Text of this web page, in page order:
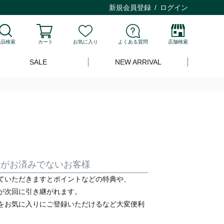
新規会員登録 ログイン
検索 カート お気に入り よくある質問 店舗検索
SALE NEW ARRIVAL
お済みでないお客様
いただきますとポイントなどの特典や、
次回に引き継がれます。
お気に入りにご登録いただけるなど大変便利